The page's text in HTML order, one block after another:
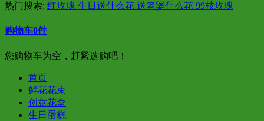
热门搜索: 红玫瑰 生日送什么花 送老婆什么花 99枝玫瑰
购物车0件
您购物车为空，赶紧选购吧！
首页
鲜花花束
创意花盒
生日蛋糕